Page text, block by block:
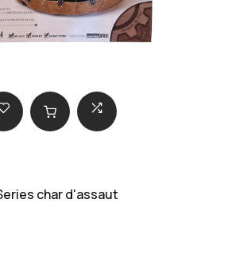
char d'assaut